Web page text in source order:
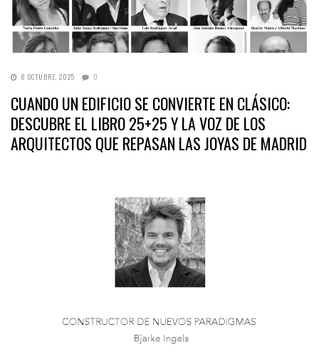
8 OCTUBRE, 2025 0
CUANDO UN EDIFICIO SE CONVIERTE EN CLÁSICO:
DESCUBRE EL LIBRO 25+25 Y LA VOZ DE LOS
ARQUITECTOS QUE REPASAN LAS JOYAS DE MADRID